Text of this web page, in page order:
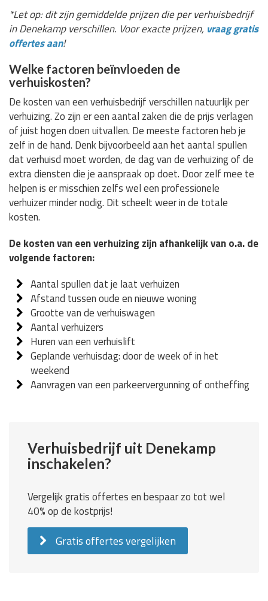
*Let op: dit zijn gemiddelde prijzen die per verhuisbedrijf
in Denekamp verschillen. Voor exacte prijzen, vraag gratis
offertes aan!
Welke factoren beïnvloeden de
verhuiskosten?
De kosten van een verhuisbedrijf verschillen natuurlijk per
verhuizing. Zo zijn er een aantal zaken die de prijs verlagen
of juist hogen doen uitvallen. De meeste factoren heb je
zelf in de hand. Denk bijvoorbeeld aan het aantal spullen
dat verhuisd moet worden, de dag van de verhuizing of de
extra diensten die je aanspraak op doet. Door zelf mee te
helpen is er misschien zelfs wel een professionele
verhuizer minder nodig. Dit scheelt weer in de totale
kosten.
De kosten van een verhuizing zijn afhankelijk van o.a. de
volgende factoren:
Aantal spullen dat je laat verhuizen
Afstand tussen oude en nieuwe woning
Grootte van de verhuiswagen
Aantal verhuizers
Huren van een verhuislift
Geplande verhuisdag: door de week of in het
weekend
Aanvragen van een parkeervergunning of ontheffing
Verhuisbedrijf uit Denekamp
inschakelen?
Vergelijk gratis offertes en bespaar zo tot wel
40% op de kostprijs!
Gratis offertes vergelijken